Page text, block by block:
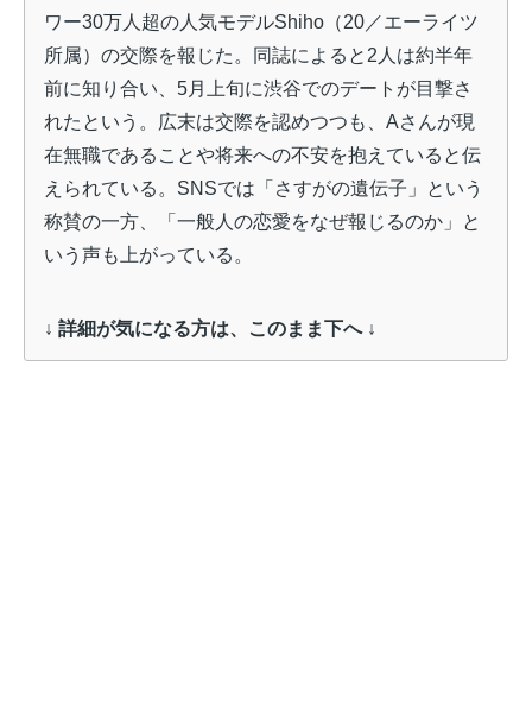
ワー30万人超の人気モデルShiho（20／エーライツ
所属）の交際を報じた。同誌によると2人は約半年
前に知り合い、5月上旬に渋谷でのデートが目撃さ
れたという。広末は交際を認めつつも、Aさんが現
在無職であることや将来への不安を抱えていると伝
えられている。SNSでは「さすがの遺伝子」という
称賛の一方、「一般人の恋愛をなぜ報じるのか」と
いう声も上がっている。
↓ 詳細が気になる方は、このまま下へ ↓